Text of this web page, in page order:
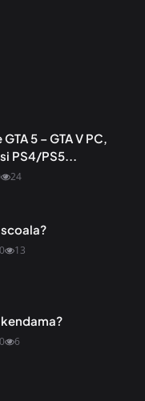
5 – GTA V PC,
PS4/PS5...
24
0 13
0 6